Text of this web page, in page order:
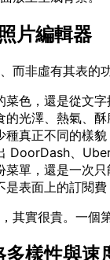
片編輯器
而非虛有其表的
色，還是從文字
光澤、熱氣、酥
真正不同的樣貌
、Uber
單，還是一次只
表面上的訂閱費
其實很貴。一個
樣性與速